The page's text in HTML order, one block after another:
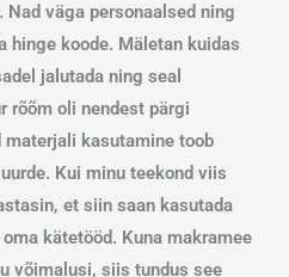
väga personaalsed ning
hinge koode. Mäletan kuidas
jalutada ning seal
rõõm oli nendest pärgi
materjali kasutamine toob
Kui minu teekond viis
et siin saan kasutada
kätetööd. Kuna makramee
võimalusi, siis tundus see